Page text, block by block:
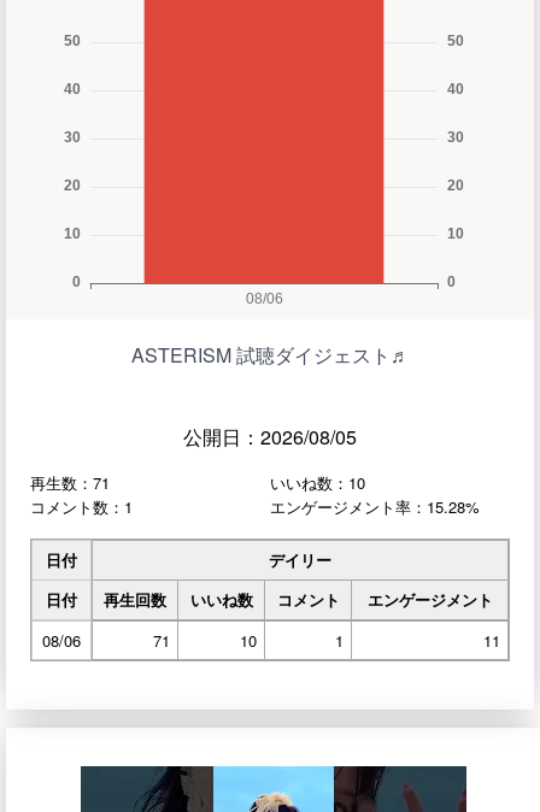
ASTERISM 試聴ダイジェスト♬
公開日：2026/08/05
再生数：71
いいね数：10
コメント数：1
エンゲージメント率：15.28%
日付
デイリー
日付
再生回数 いいね数 コメント
エンゲージメント
08/06
71 10 1 11